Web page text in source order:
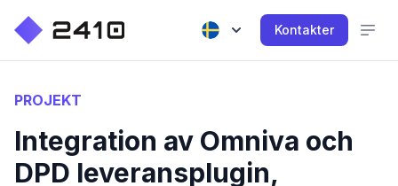
Kontakter
PROJEKT
Integration av Omniva och
DPD leveransplugin,